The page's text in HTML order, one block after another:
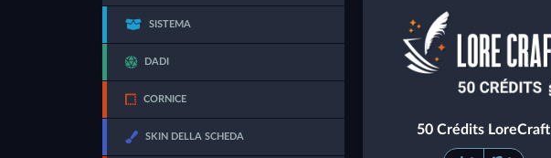
SISTEMA
DADI
CORNICE
SKIN DELLA SCHEDA 50 Crédits LoreCraft